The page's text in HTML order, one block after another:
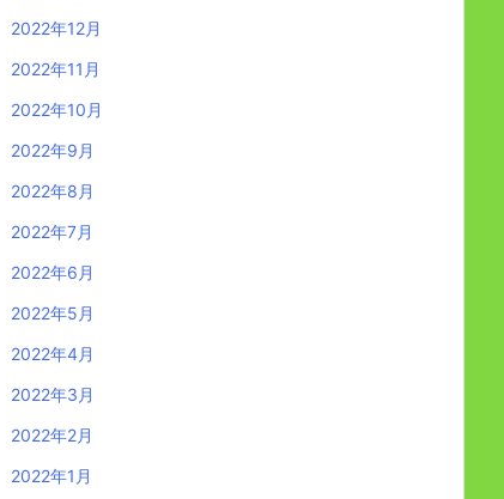
2022年12月
2022年11月
2022年10月
2022年9月
2022年8月
2022年7月
2022年6月
2022年5月
2022年4月
2022年3月
2022年2月
2022年1月